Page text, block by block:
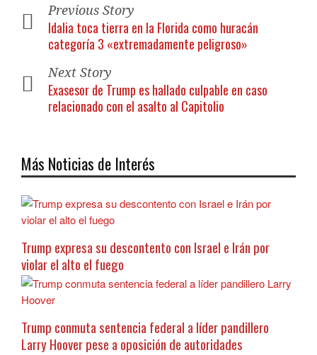
Previous Story
Idalia toca tierra en la Florida como huracán
categoría 3 «extremadamente peligroso»
Next Story
Exasesor de Trump es hallado culpable en caso
relacionado con el asalto al Capitolio
Más Noticias de Interés
Trump expresa su descontento con Israel e Irán por
violar el alto el fuego
Trump conmuta sentencia federal a líder pandillero
Larry Hoover pese a oposición de autoridades